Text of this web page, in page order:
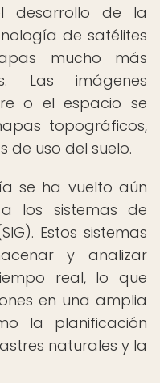
desarrollo de la
de satélites
mucho más
Las imágenes
o el espacio se
topográficos,
de uso del suelo.
se ha vuelto aún
los sistemas de
Estos sistemas
y analizar
real, lo que
en una amplia
la planificación
naturales y la